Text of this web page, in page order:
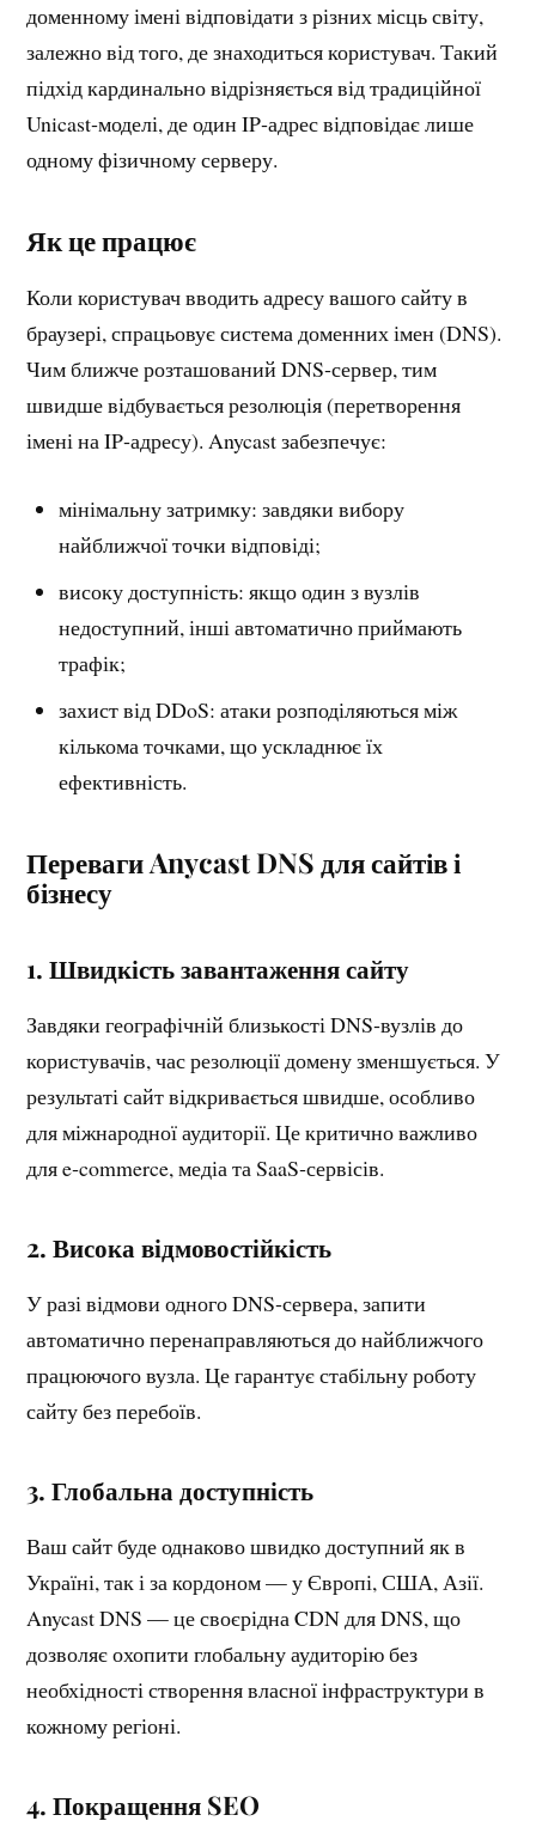
доменному імені відповідати з різних місць світу,
залежно від того, де знаходиться користувач. Такий
підхід кардинально відрізняється від традиційної
Unicast‑моделі, де один IP‑адрес відповідає лише
одному фізичному серверу.
Як це працює
Коли користувач вводить адресу вашого сайту в
браузері, спрацьовує система доменних імен (DNS).
Чим ближче розташований DNS‑сервер, тим
швидше відбувається резолюція (перетворення
імені на IP‑адресу). Anycast забезпечує:
мінімальну затримку: завдяки вибору
найближчої точки відповіді;
високу доступність: якщо один з вузлів
недоступний, інші автоматично приймають
трафік;
захист від DDoS: атаки розподіляються між
кількома точками, що ускладнює їх
ефективність.
Переваги Anycast DNS для сайтів і
бізнесу
1. Швидкість завантаження сайту
Завдяки географічній близькості DNS‑вузлів до
користувачів, час резолюції домену зменшується. У
результаті сайт відкривається швидше, особливо
для міжнародної аудиторії. Це критично важливо
для e‑commerce, медіа та SaaS‑сервісів.
2. Висока відмовостійкість
У разі відмови одного DNS‑сервера, запити
автоматично перенаправляються до найближчого
працюючого вузла. Це гарантує стабільну роботу
сайту без перебоїв.
3. Глобальна доступність
Ваш сайт буде однаково швидко доступний як в
Україні, так і за кордоном — у Європі, США, Азії.
Anycast DNS — це своєрідна CDN для DNS, що
дозволяє охопити глобальну аудиторію без
необхідності створення власної інфраструктури в
кожному регіоні.
4. Покращення SEO